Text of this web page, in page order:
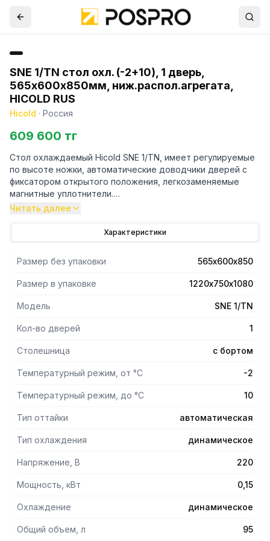
SNE 1/TN стол охл. (-2+10), 1 дверь,
565х600х850мм, ниж.распол.агрегата,
HICOLD RUS
Hicold · Россия
609 600 тг
Стол охлаждаемый Hicold SNE 1/TN, имеет регулируемые
по высоте ножки, автоматические доводчики дверей с
фиксатором открытого положения, легкозаменяемые
магнитные уплотнители.
- Материал столешницы: нержавеющая сталь;
- Толщина теплоизоляции: 50 мм;
- Размер полки: 430x325 мм.
Читать далее
Характеристики
Размер без упаковки 565х600х850
Размер в упаковке 1220х750х1080
Модель SNE 1/TN
Кол-во дверей 1
Столешница с бортом
Температурный режим, от °С -2
Температурный режим, до °С 10
Тип оттайки автоматическая
Тип охлаждения динамическое
Напряжение, В 220
Мощность, кВт 0,15
Охлаждение динамическое
Общий объем, л 95